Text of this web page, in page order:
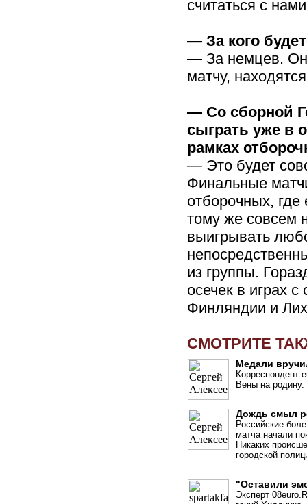
считаться с
— За кого
— За немцев.
матчу,
— Со сборной
сыграть уже в
рамках
— Это будет
Финальные
отборочных,
тому же совсем
выигрывать
из группы.
осечек в играх
Финляндии и
СМОТРИТЕ
Медали
Корреспондент
Вены на родину.
Дождь смыл
Российские
матча начали
Никаких
городской
"Оставили
Эксперт